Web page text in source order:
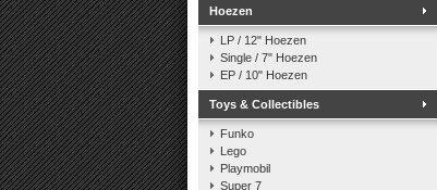
Hoezen
LP / 12" Hoezen
Single / 7" Hoezen
EP / 10" Hoezen
Toys & Collectibles
Funko
Lego
Playmobil
Super 7